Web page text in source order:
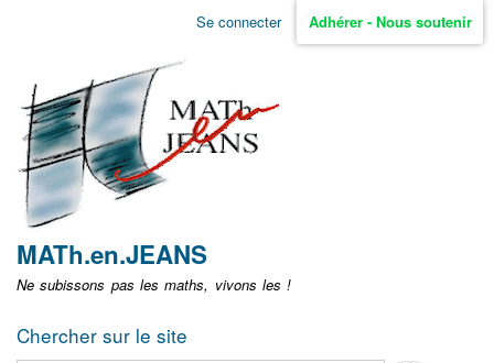
Aller
non
identifié
Se connecter Adhérer - Nous soutenir
MATh.en.JEANS
Ne subissons pas les maths, vivons les !
Chercher sur le site